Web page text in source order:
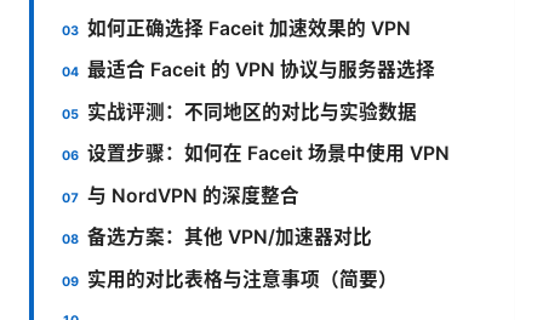
如何正确选择 Faceit 加速效果的 VPN
最适合 Faceit 的 VPN 协议与服务器选择
实战评测：不同地区的对比与实验数据
设置步骤：如何在 Faceit 场景中使用 VPN
与 NordVPN 的深度整合
备选方案：其他 VPN/加速器对比
实用的对比表格与注意事项（简要）